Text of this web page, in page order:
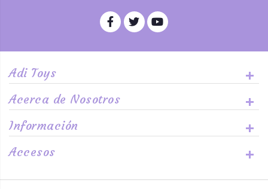
Adi Toys
Acerca de Nosotros
Información
Accesos